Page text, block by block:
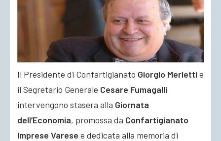
Il Presidente di Confartigianato Giorgio Merletti e
il Segretario Generale Cesare Fumagalli
intervengono stasera alla Giornata
dell’Economia, promossa da Confartigianato
Imprese Varese e dedicata alla memoria di